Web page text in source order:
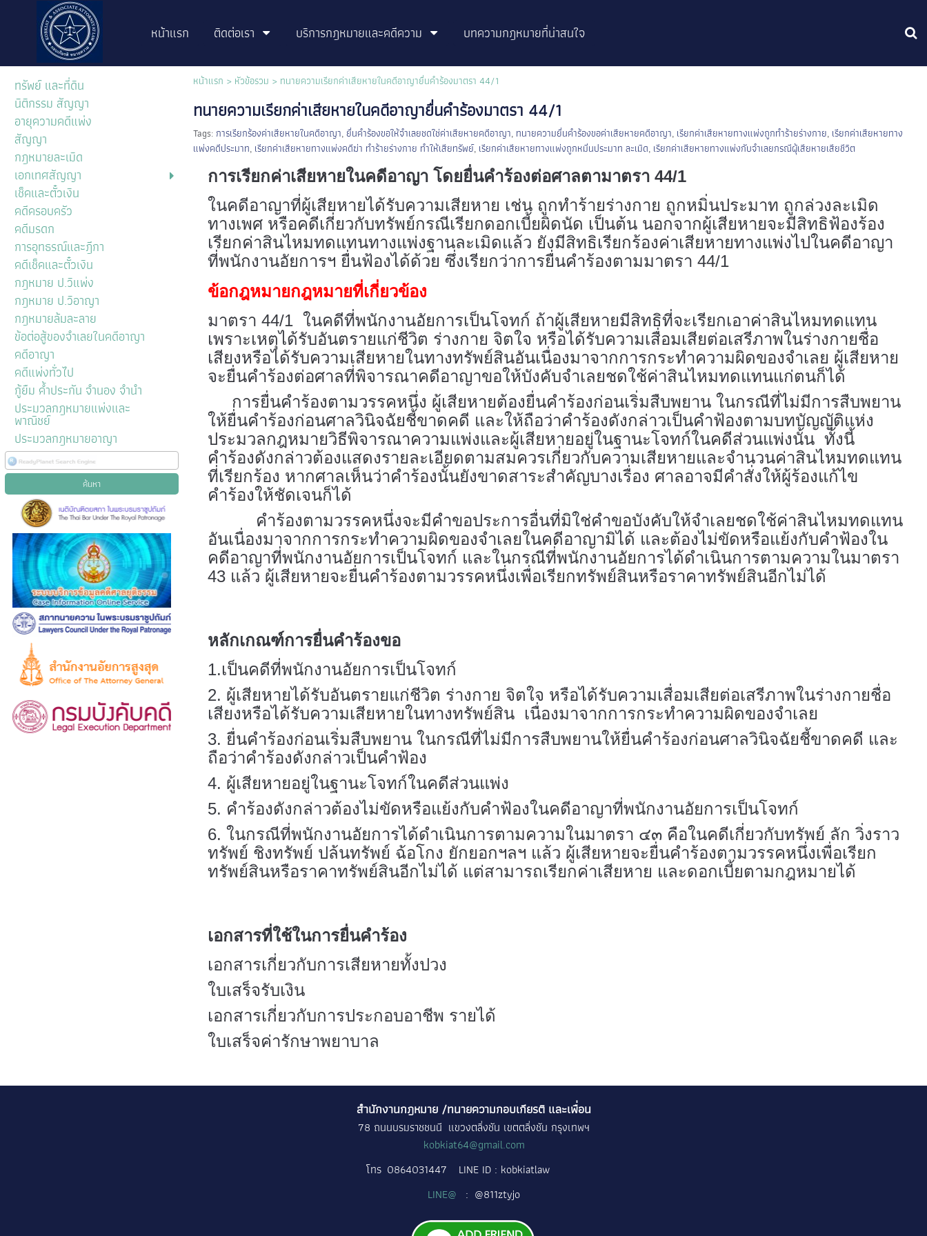
หน้าแรก ติดต่อเรา บริการกฎหมายและคดีความ บทความกฎหมายที่น่าสนใจ
ทรัพย์ และที่ดิน
นิติกรรม สัญญา
อายุความคดีแพ่ง
สัญญา
กฎหมายละเมิด
เอกเทศสัญญา
เช็คและตั๋วเงิน
คดีครอบครัว
คดีมรดก
การอุทธรณ์และฎีกา
คดีเช็คและตั๋วเงิน
กฎหมาย ป.วิแพ่ง
กฎหมาย ป.วิอาญา
กฎหมายล้มละลาย
ข้อต่อสู้ของจำเลยในคดีอาญา
คดีอาญา
คดีแพ่งทั่วไป
กู้ยืม ค้ำประกัน จำนอง จำนำ
ประมวลกฎหมายแพ่งและ
พาณิชย์
ประมวลกฎหมายอาญา
หน้าแรก > หัวข้อรวม > ทนายความเรียกค่าเสียหายในคดีอาญายื่นคำร้องมาตรา 44/1
ทนายความเรียกค่าเสียหายในคดีอาญายื่นคำร้องมาตรา 44/1
Tags:การเรียกร้องค่าเสียหายในคดีอาญา,ยื่นคำร้องขอให้จำเลยชดใช่ค่าเสียหายคดีอาญา, ทนายความยื่นคำร้องขอค่าเสียหายคดีอาญา, เรียกค่าเสียหายทางแพ่งถูกทำร้ายร่างกาย, เรียกค่าเสียหายทาง
แพ่งคดีประมาท, เรียกค่าเสียหายทางแพ่งคดีฆ่า ทำร้ายร่างกาย ทำให้เสียทรัพย์, เรียกค่าเสียหายทางแพ่งถูกหมิ่นประมาท ละเมิด, เรียกค่าเสียหายทางแพ่งกับจำเลยกรณีผุ้เสียหายเสียชีวิต
การเรียกค่าเสียหายในคดีอาญา โดยยื่นคำร้องต่อศาลตามาตรา 44/1
ในคดีอาญาที่ผู้เสียหายได้รับความเสียหาย เช่น ถูกทำร้ายร่างกาย ถูกหมิ่นประมาท ถูกล่วงละเมิด
ทางเพศ หรือคดีเกี่ยวกับทรัพย์กรณีเรียกดอกเบี้ยผิดนัด เป็นต้น นอกจากผู้เสียหายจะมีสิทธิฟ้องร้อง
เรียกค่าสินไหมทดแทนทางแพ่งฐานละเมิดแล้ว ยังมีสิทธิเรียกร้องค่าเสียหายทางแพ่งไปในคดีอาญา
ที่พนักงานอัยการฯ ยื่นฟ้องได้ด้วย ซึ่งเรียกว่าการยื่นคำร้องตามมาตรา 44/1
ข้อกฎหมายกฎหมายที่เกี่ยวข้อง
มาตรา 44/1 ในคดีที่พนักงานอัยการเป็นโจทก์ ถ้าผู้เสียหายมีสิทธิที่จะเรียกเอาค่าสินไหมทดแทน
เพราะเหตุได้รับอันตรายแก่ชีวิต ร่างกาย จิตใจ หรือได้รับความเสื่อมเสียต่อเสรีภาพในร่างกายชื่อ
เสียงหรือได้รับความเสียหายในทางทรัพย์สินอันเนื่องมาจากการกระทำความผิดของจำเลย ผู้เสียหาย
จะยื่นคำร้องต่อศาลที่พิจารณาคดีอาญาขอให้บังคับจำเลยชดใช้ค่าสินไหมทดแทนแก่ตนก็ได้
การยื่นคำร้องตามวรรคหนึ่ง ผู้เสียหายต้องยื่นคำร้องก่อนเริ่มสืบพยาน ในกรณีที่ไม่มีการสืบพยาน
ให้ยื่นคำร้องก่อนศาลวินิจฉัยชี้ขาดคดี และให้ถือว่าคำร้องดังกล่าวเป็นคำฟ้องตามบทบัญญัติแห่ง
ประมวลกฎหมายวิธีพิจารณาความแพ่งและผู้เสียหายอยู่ในฐานะโจทก์ในคดีส่วนแพ่งนั้น ทั้งนี้
คำร้องดังกล่าวต้องแสดงรายละเอียดตามสมควรเกี่ยวกับความเสียหายและจำนวนค่าสินไหมทดแทน
ที่เรียกร้อง หากศาลเห็นว่าคำร้องนั้นยังขาดสาระสำคัญบางเรื่อง ศาลอาจมีคำสั่งให้ผู้ร้องแก้ไข
คำร้องให้ชัดเจนก็ได้
คำร้องตามวรรคหนึ่งจะมีคำขอประการอื่นที่มิใช่คำขอบังคับให้จำเลยชดใช้ค่าสินไหมทดแทน
อันเนื่องมาจากการกระทำความผิดของจำเลยในคดีอาญามิได้ และต้องไม่ขัดหรือแย้งกับคำฟ้องใน
คดีอาญาที่พนักงานอัยการเป็นโจทก์ และในกรณีที่พนักงานอัยการได้ดำเนินการตามความในมาตรา
43 แล้ว ผู้เสียหายจะยื่นคำร้องตามวรรคหนึ่งเพื่อเรียกทรัพย์สินหรือราคาทรัพย์สินอีกไม่ได้
หลักเกณฑ์การยื่นคำร้องขอ
1.เป็นคดีที่พนักงานอัยการเป็นโจทก์
2. ผู้เสียหายได้รับอันตรายแก่ชีวิต ร่างกาย จิตใจ หรือได้รับความเสื่อมเสียต่อเสรีภาพในร่างกายชื่อ
เสียงหรือได้รับความเสียหายในทางทรัพย์สิน เนื่องมาจากการกระทำความผิดของจำเลย
3. ยื่นคำร้องก่อนเริ่มสืบพยาน ในกรณีที่ไม่มีการสืบพยานให้ยื่นคำร้องก่อนศาลวินิจฉัยชี้ขาดคดี และ
ถือว่าคำร้องดังกล่าวเป็นคำฟ้อง
4. ผู้เสียหายอยู่ในฐานะโจทก์ในคดีส่วนแพ่ง
5. คำร้องดังกล่าวต้องไม่ขัดหรือแย้งกับคำฟ้องในคดีอาญาที่พนักงานอัยการเป็นโจทก์
6. ในกรณีที่พนักงานอัยการได้ดำเนินการตามความในมาตรา ๔๓ คือในคดีเกี่ยวกับทรัพย์ ลัก วิ่งราว
ทรัพย์ ชิงทรัพย์ ปล้นทรัพย์ ฉ้อโกง ยักยอกฯลฯ แล้ว ผู้เสียหายจะยื่นคำร้องตามวรรคหนึ่งเพื่อเรียก
ทรัพย์สินหรือราคาทรัพย์สินอีกไม่ได้ แต่สามารถเรียกค่าเสียหาย และดอกเบี้ยตามกฎหมายได้
เอกสารที่ใช้ในการยื่นคำร้อง
เอกสารเกี่ยวกับการเสียหายทั้งปวง
ใบเสร็จรับเงิน
เอกสารเกี่ยวกับการประกอบอาชีพ รายได้
ใบเสร็จค่ารักษาพยาบาล
สำนักงานกฎหมาย /ทนายความกอบเกียรติ และเพื่อน
78 ถนนบรมราชชนนี แขวงตลิ่งชัน เขตตลิ่งชัน กรุงเทพฯ
kobkiat64@gmail.com
โทร 0864031447
LINE ID : kobkiatlaw
LINE@ : @811ztyjo